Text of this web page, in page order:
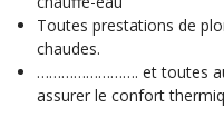
Toutes prestations de
chaudes.
……………………. et toutes
assurer le confort